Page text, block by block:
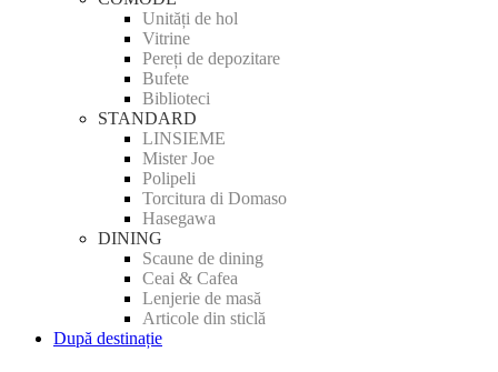
Unități de hol
Vitrine
Pereți de depozitare
Bufete
Biblioteci
STANDARD
LINSIEME
Mister Joe
Polipeli
Torcitura di Domaso
Hasegawa
DINING
Scaune de dining
Ceai & Cafea
Lenjerie de masă
Articole din sticlă
După destinație